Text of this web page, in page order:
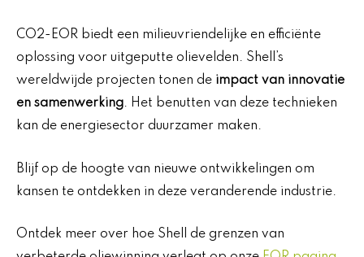
CO2-EOR biedt een milieuvriendelijke en efficiënte
oplossing voor uitgeputte olievelden. Shell’s
wereldwijde projecten tonen de impact van innovatie
en samenwerking. Het benutten van deze technieken
kan de energiesector duurzamer maken.
Blijf op de hoogte van nieuwe ontwikkelingen om
kansen te ontdekken in deze veranderende industrie.
Ontdek meer over hoe Shell de grenzen van